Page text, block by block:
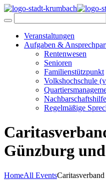
Veranstaltungen
Aufgaben &
Rentenwesen
Senioren
Familienstützpunkt
Volkshochschule
Nachbarschaftshilfe
Regelmäßige
Günzburg
HomeAll Events